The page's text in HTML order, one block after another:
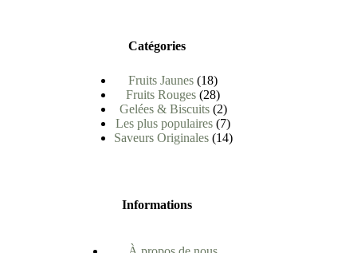
Catégories
Fruits Jaunes 18
Fruits Rouges 28
Gelées & Biscuits 2
Les plus populaires 7
Saveurs Originales 14
Informations